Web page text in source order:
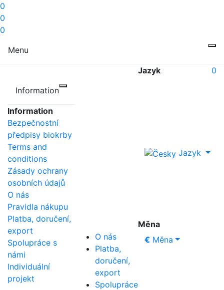
0
0
0
Menu
Information
Information
Bezpečnostní
předpisy biokrby
Terms and
conditions
Zásady ochrany
osobních údajů
O nás
Pravidla nákupu
Platba, doručení,
export
Spolupráce s
námi
Individuální
projekt
O nás
Platba,
doručení,
export
Spolupráce
Jazyk
Jazyk
Měna
€ Měna
0